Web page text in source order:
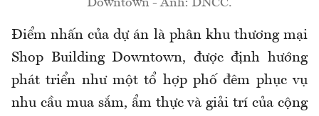
Downtown - Ảnh: DNCC.
Điểm nhấn của dự án là phân khu thương mại
Shop Building Downtown, được định hướng
phát triển như một tổ hợp phố đêm phục vụ
nhu cầu mua sắm, ẩm thực và giải trí của cộng